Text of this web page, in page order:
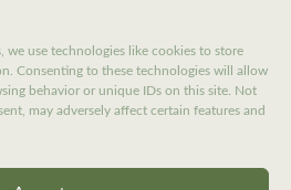
we use technologies like cookies to store
Consenting to these technologies will allow
behavior or unique IDs on this site. Not
may adversely affect certain features and
abans="Categories: "]